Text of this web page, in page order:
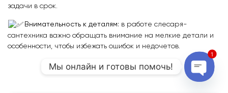
задачи в срок.
Внимательность к деталям: в работе слесаря-
сантехника важно обращать внимание на мелкие детали и
особенности, чтобы избежать ошибок и недочетов.
Мы онлайн и готовы помочь!
1